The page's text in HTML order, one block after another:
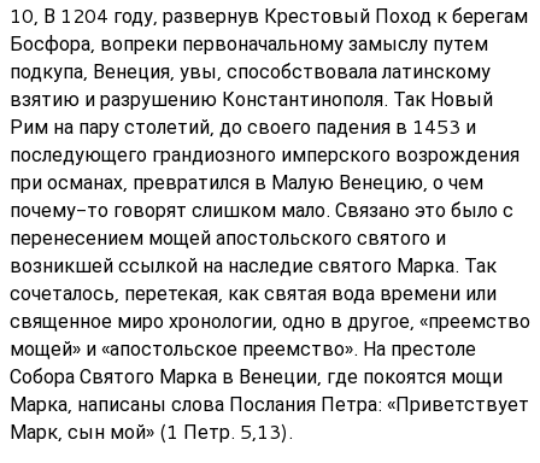
10, В 1204 году, развернув Крестовый Поход к берегам
Босфора, вопреки первоначальному замыслу путем
подкупа, Венеция, увы, способствовала латинскому
взятию и разрушению Константинополя. Так Новый
Рим на пару столетий, до своего падения в 1453 и
последующего грандиозного имперского возрождения
при османах, превратился в Малую Венецию, о чем
почему-то говорят слишком мало. Связано это было с
перенесением мощей апостольского святого и
возникшей ссылкой на наследие святого Марка. Так
сочеталось, перетекая, как святая вода времени или
священное миро хронологии, одно в другое, «преемство
мощей» и «апостольское преемство». На престоле
Собора Святого Марка в Венеции, где покоятся мощи
Марка, написаны слова Послания Петра: «Приветствует
Марк, сын мой» (1 Петр. 5,13).